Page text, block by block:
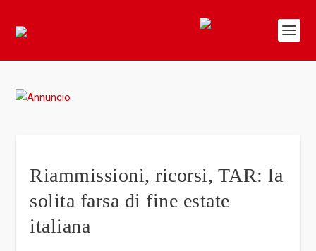
Riammissioni, ricorsi, TAR: la
solita farsa di fine estate
italiana